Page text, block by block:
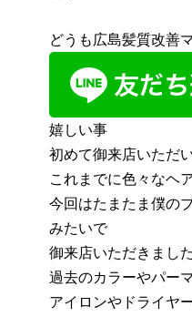
どうも広島髪質改善
嬉しい事
初めて御来店いただ
これまでに色々なヘ
今回はたまたま僕の
みたいで
御来店いただきました
過去のカラーやパー
アイロンやドライヤ